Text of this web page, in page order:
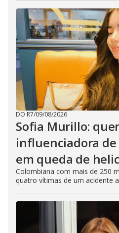
DO R7/09/08/2026
Sofia Murillo:
influenciadora
em queda de
Colombiana com mais de 250
quatro vítimas de um acidente